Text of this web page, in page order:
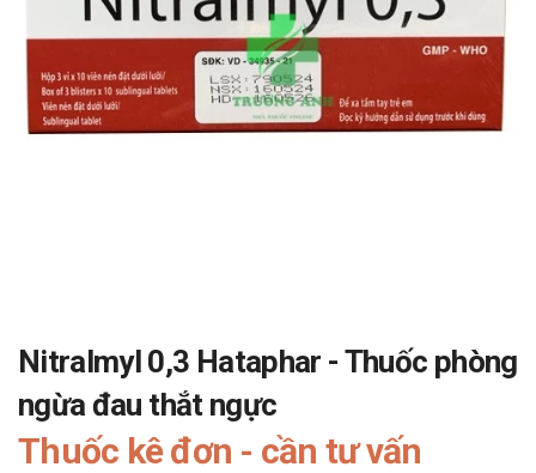
Nitralmyl 0,3 Hataphar - Thuốc phòng
ngừa đau thắt ngực
Thuốc kê đơn - cần tư vấn